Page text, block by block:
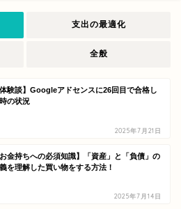
支出の最適化
全般
体験談】Googleアドセンスに26回目で合格し
の状況
2025年7月21日
お金持ちへの必須知識】「資産」と「負債」の
を理解した買い物をする方法！
2025年7月14日